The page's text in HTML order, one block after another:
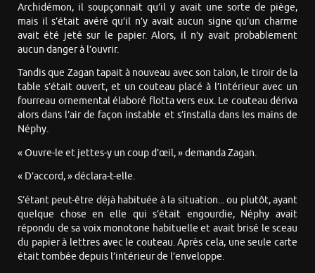
Archidémon, il soupçonnait qu’il y avait une sorte de piège,
mais il s’était avéré qu’il n’y avait aucun signe qu’un charme
avait été jeté sur le papier. Alors, il n’y avait probablement
aucun danger à l’ouvrir.
Tandis que Zagan tapait à nouveau avec son talon, le tiroir de la
table s’était ouvert, et un couteau placé à l’intérieur avec un
fourreau ornemental élaboré flotta vers eux. Le couteau dériva
alors dans l’air de façon instable et s’installa dans les mains de
Néphy.
« Ouvre-le et jettes-y un coup d’œil, » demanda Zagan.
« D’accord, » déclara-t-elle.
S’étant peut-être déjà habituée à la situation... ou plutôt, ayant
quelque chose en elle qui s’était engourdie, Néphy avait
répondu de sa voix monotone habituelle et avait brisé le sceau
du papier à lettres avec le couteau. Après cela, une seule carte
était tombée depuis l’intérieur de l’enveloppe.